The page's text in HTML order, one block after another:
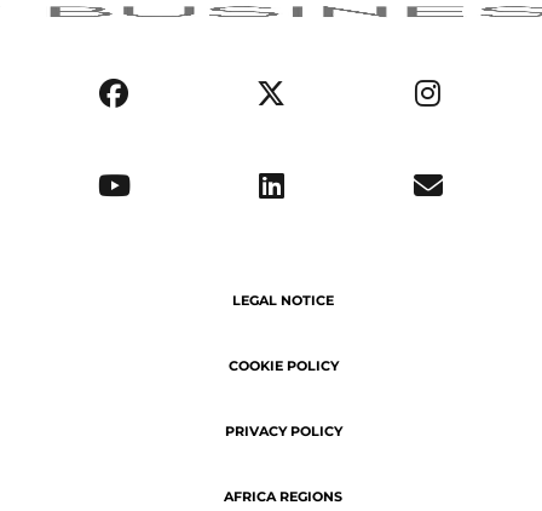
LEGAL NOTICE
COOKIE POLICY
PRIVACY POLICY
AFRICA REGIONS